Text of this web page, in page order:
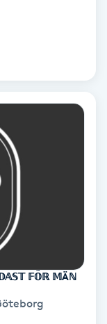
𝔽𝕆̈ℝ 𝕄Äℕ